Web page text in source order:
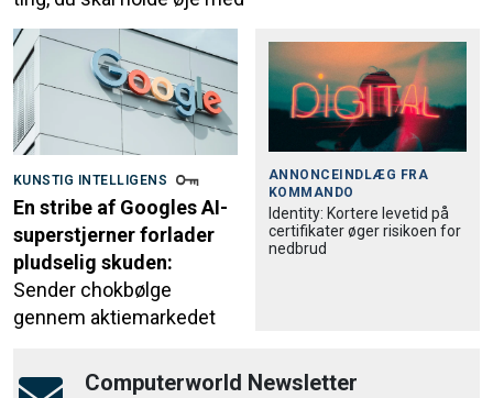
KUNSTIG INTELLIGENS
En stribe af Googles AI-
superstjerner forlader
pludselig skuden:
Sender chokbølge
gennem aktiemarkedet
ANNONCEINDLÆG FRA
KOMMANDO
Identity: Kortere levetid på
certifikater øger risikoen for
nedbrud
Computerworld Newsletter